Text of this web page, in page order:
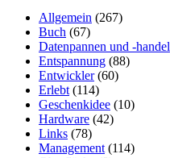
Allgemein (267)
Buch (67)
Datenpannen und -handel
Entspannung (88)
Entwickler(60)
Erlebt (114)
Geschenkidee (10)
Hardware (42)
Links (78)
Management (114)